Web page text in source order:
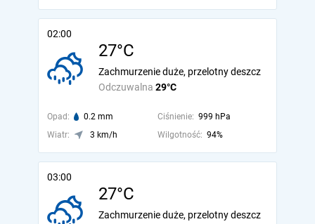
02:00
27°C
Odczuwalna 29°C
Zachmurzenie duże, przelotny deszcz
Opad: 0.2 mm Ciśnienie: 999 hPa
Wiatr:
3 km/h Wilgotność: 94%
03:00
27°C
Zachmurzenie duże, przelotny deszcz